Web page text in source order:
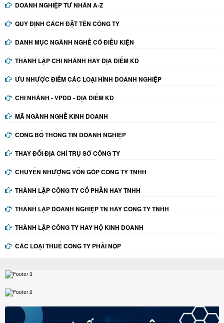
DOANH NGHIỆP TƯ NHÂN A-Z
QUY ĐỊNH CÁCH ĐẶT TÊN CÔNG TY
DANH MỤC NGÀNH NGHỀ CÓ ĐIỀU KIỆN
THÀNH LẬP CHI NHÁNH HAY ĐỊA ĐIỂM KD
ƯU NHƯỢC ĐIỂM CÁC LOẠI HÌNH DOANH NGHIỆP
CHI NHÁNH - VPĐD - ĐỊA ĐIỂM KD
MÃ NGÀNH NGHỀ KINH DOANH
CÔNG BỐ THÔNG TIN DOANH NGHIỆP
THAY ĐỔI ĐỊA CHỈ TRỤ SỞ CÔNG TY
CHUYỂN NHƯỢNG VỐN GÓP CÔNG TY TNHH
THÀNH LẬP CÔNG TY CỔ PHẦN HAY TNHH
THÀNH LẬP DOANH NGHIỆP TN HAY CÔNG TY TNHH
THÀNH LẬP CÔNG TY HAY HỘ KINH DOANH
CÁC LOẠI THUẾ CÔNG TY PHẢI NỘP